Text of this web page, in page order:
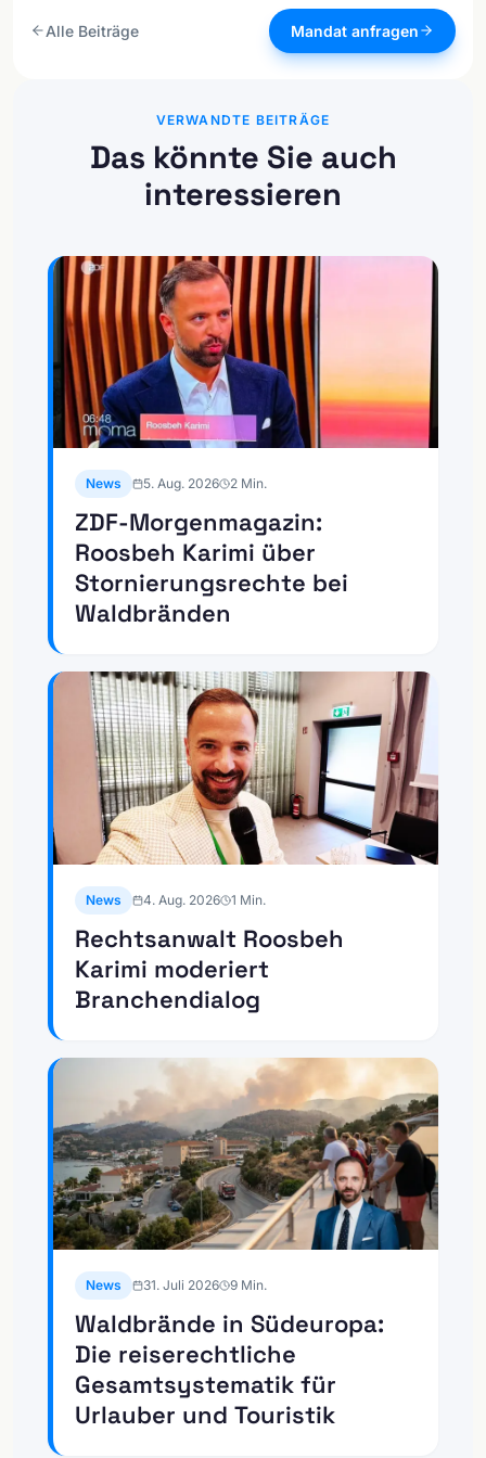
Alle Beiträge Mandat anfragen
VERWANDTE BEITRÄGE
Das könnte Sie auch
interessieren
News 5. Aug. 2026 2 Min.
ZDF-Morgenmagazin:
Roosbeh Karimi über
Stornierungsrechte bei
Waldbränden
News 4. Aug. 2026 1 Min.
Rechtsanwalt Roosbeh
Karimi moderiert
Branchendialog
News 31. Juli 2026 9 Min.
Waldbrände in Südeuropa:
Die reiserechtliche
Gesamtsystematik für
Urlauber und Touristik